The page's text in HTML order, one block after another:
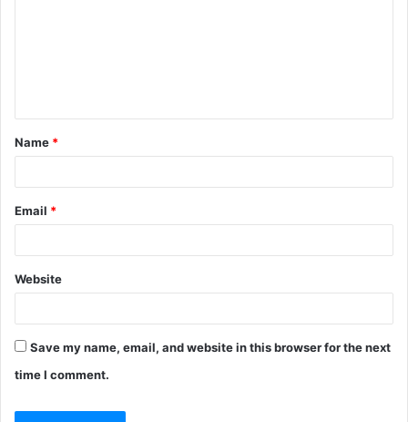
Name *
Email *
Website
Save my name, email, and website in this browser for the next
time I comment.